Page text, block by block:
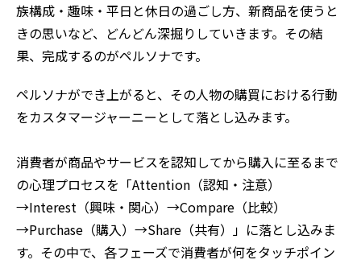
族構成・趣味・平日と休日の過ごし方、新商品を使うと
きの思いなど、どんどん深掘りしていきます。その結
果、完成するのがペルソナです。
ペルソナができ上がると、その人物の購買における行動
をカスタマージャーニーとして落とし込みます。
消費者が商品やサービスを認知してから購入に至るまで
の心理プロセスを「Attention（認知・注意）
→Interest（興味・関心）→Compare（比較）
→Purchase（購入）→Share（共有）」に落とし込みま
す。その中で、各フェーズで消費者が何をタッチポイン